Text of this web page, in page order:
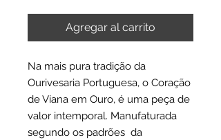
Agregar al carrito
Na mais pura tradição da
Ourivesaria Portuguesa, o Coração
de Viana em Ouro, é uma peça de
valor intemporal. Manufaturada
segundo os padrões da